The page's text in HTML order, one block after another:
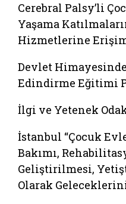
Cerebral Palsy’li
Yaşama
Hizmetlerine
Devlet
Edindirme Eğitimi
İlgi ve Yetenek
İstanbul “Çocuk
Bakımı,
Geliştirilmesi,
Olarak